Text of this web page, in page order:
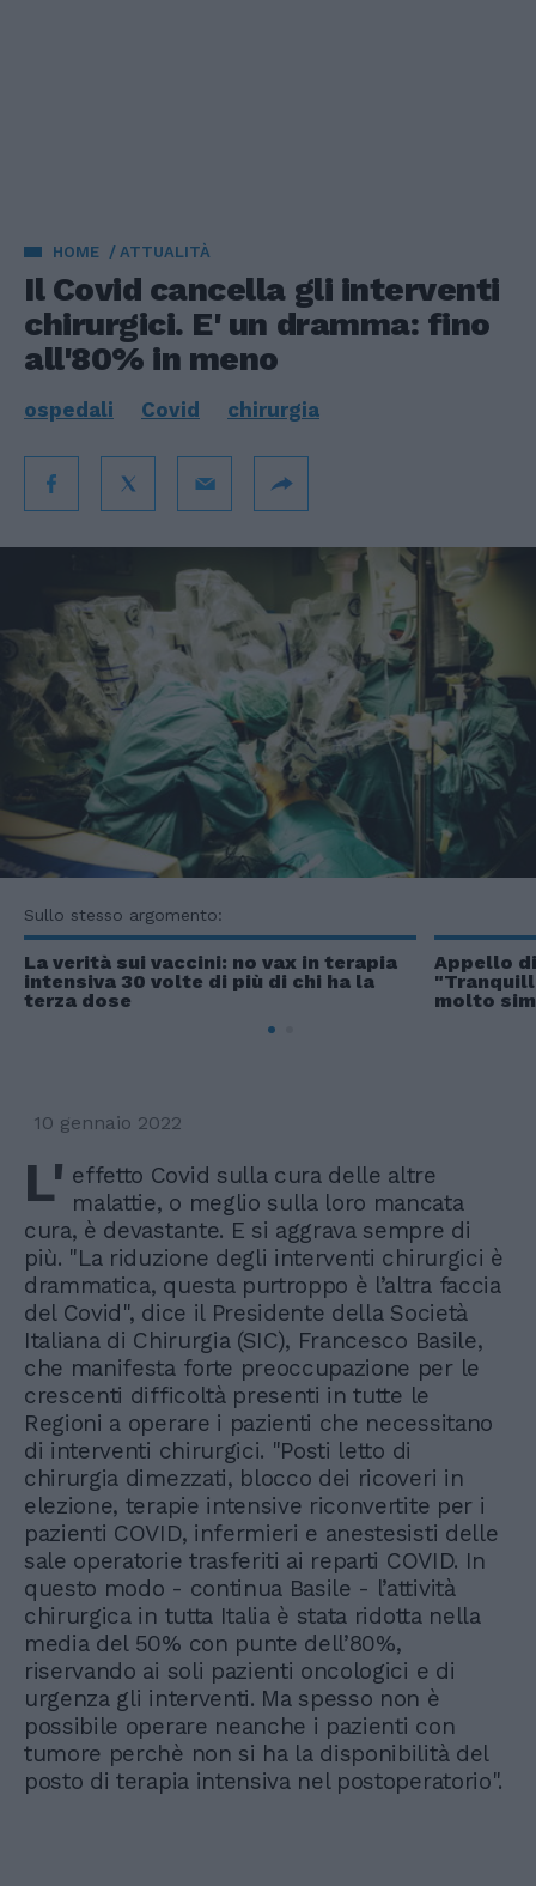
HOME ATTUALITÀ
Il Covid cancella gli interventi
chirurgici. E' un dramma: fino
all'80% in meno
ospedali Covid chirurgia
Sullo stesso argomento:
La verità sui vaccini: no vax in terapia
intensiva 30 volte di più di chi ha la
terza dose
Appello
molto
10 gennaio 2022
L' effetto Covid sulla cura delle altre
malattie, o meglio sulla loro mancata
cura, è devastante. E si aggrava sempre di
più. "La riduzione degli interventi chirurgici è
drammatica, questa purtroppo è l’altra faccia
del Covid", dice il Presidente della Società
Italiana di Chirurgia (SIC), Francesco Basile,
che manifesta forte preoccupazione per le
crescenti difficoltà presenti in tutte le
Regioni a operare i pazienti che necessitano
di interventi chirurgici. "Posti letto di
chirurgia dimezzati, blocco dei ricoveri in
elezione, terapie intensive riconvertite per i
pazienti COVID, infermieri e anestesisti delle
sale operatorie trasferiti ai reparti COVID. In
questo modo - continua Basile - l’attività
chirurgica in tutta Italia è stata ridotta nella
media del 50% con punte dell’80%,
riservando ai soli pazienti oncologici e di
urgenza gli interventi. Ma spesso non è
possibile operare neanche i pazienti con
tumore perchè non si ha la disponibilità del
posto di terapia intensiva nel postoperatorio".